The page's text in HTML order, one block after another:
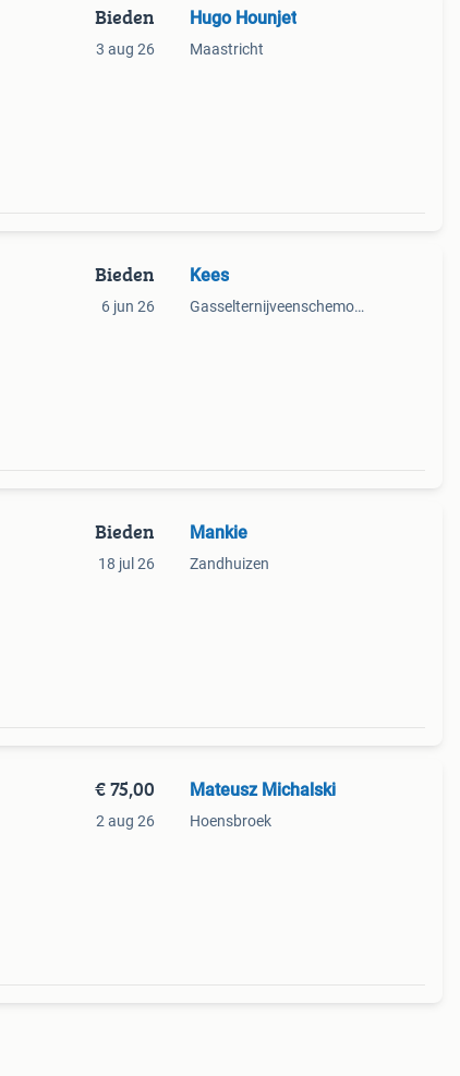
Bieden
3 aug 26
Hugo Hounjet
Maastricht
Bieden
6 jun 26
Kees
Gasselternijveenschemond
Bieden
18 jul 26
Mankie
Zandhuizen
€ 75,00
2 aug 26
Mateusz Michalski
Hoensbroek